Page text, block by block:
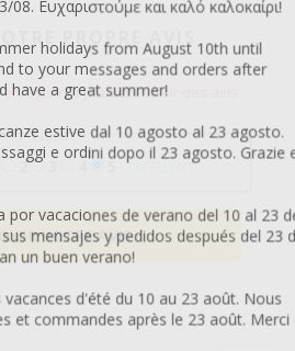
PROPRE AVIS
peuvent saisir des avis
Note
2 5 EXCELLENT
08. Ευχαριστούμε και καλό καλοκαίρι!
holidays from August 10th until
to your messages and orders after
have a great summer!
estive dal 10 agosto al 23 agosto.
e ordini dopo il 23 agosto. Grazie
por vacaciones de verano del 10 al 23
mensajes y pedidos después del 23
un buen verano!
d'été du 10 au 23 août. Nous
et commandes après le 23 août. Merci